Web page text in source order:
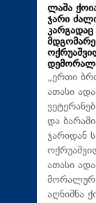
ლაშა
ჯარი
„ერთი
ათასი
და
ჯარიდან
ათასი
მორალურ
აღნიშნა